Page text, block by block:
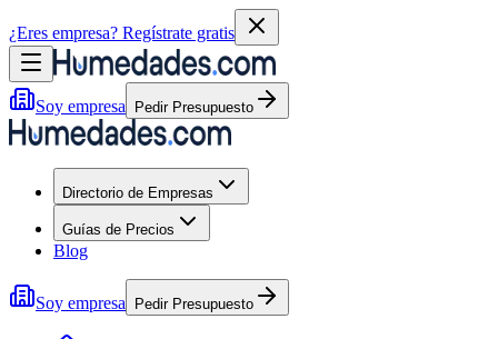
¿Eres empresa? Regístrate gratis
Soy empresa Pedir Presupuesto
Directorio de Empresas
Guías de Precios
Blog
Soy empresa Pedir Presupuesto